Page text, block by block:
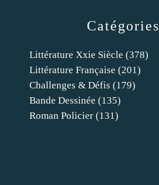
Catégories
Littérature Xxie Siècle (378)
Littérature Française (201)
Challenges & Défis (179)
Bande Dessinée (135)
Roman Policier (131)